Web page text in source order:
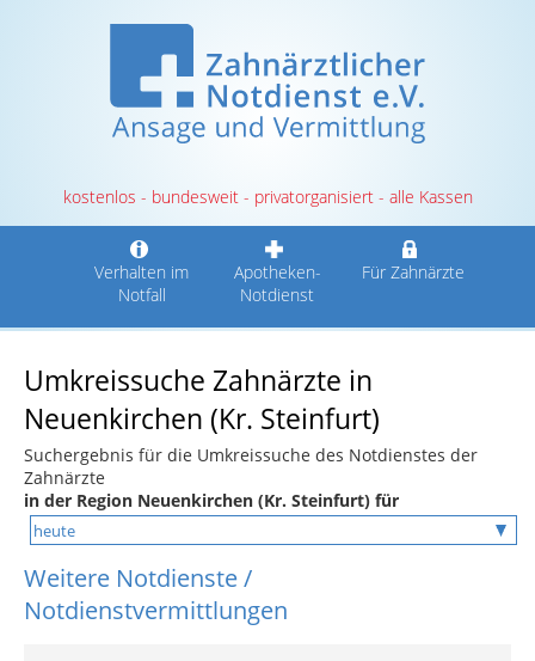
kostenlos - bundesweit - privatorganisiert - alle Kassen
Verhalten im
Notfall
Apotheken-
Notdienst
Für Zahnärzte
Umkreissuche Zahnärzte in
Neuenkirchen (Kr. Steinfurt)
Suchergebnis für die Umkreissuche des Notdienstes der
Zahnärzte
in der Region Neuenkirchen (Kr. Steinfurt) für
Weitere Notdienste /
Notdienstvermittlungen